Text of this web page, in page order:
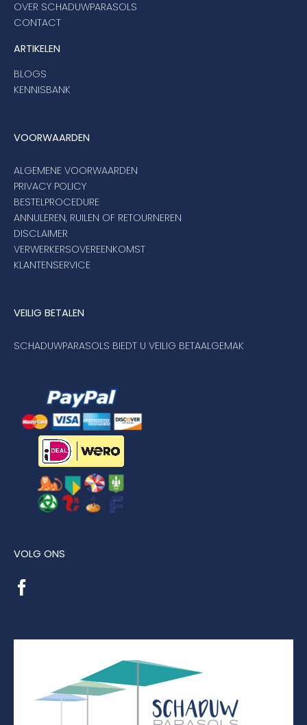
OVER SCHADUWPARASOLS
CONTACT
ARTIKELEN
BLOGS
KENNISBANK
VOORWAARDEN
ALGEMENE VOORWAARDEN
PRIVACY POLICY
BESTELPROCEDURE
ANNULEREN, RUILEN OF RETOURNEREN
DISCLAIMER
VERWERKERSOVEREENKOMST
KLANTENSERVICE
VEILIG BETALEN
SCHADUWPARASOLS BIEDT U VEILIG BETAALGEMAK
VOLG ONS